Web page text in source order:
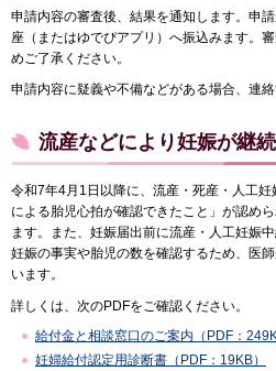
申請内容の審査後、結果を通知します。申
座（またはゆでぴアプリ）へ振込みます。
めご了承ください。
申請内容に疑義や不備などがある場合、連絡
流産などにより妊娠が継
令和7年4月1日以降に、流産・死産・人工
による胎児心拍が確認できたこと」が認め
ます。また、妊娠届出前に流産・人工妊娠
妊娠の事実や胎児の数を確認するため、医
います。
詳しくは、次のPDFをご確認ください。
給付金と相談窓口のご案内（PDF：
妊婦給付認定用診断書（PDF：19KB）